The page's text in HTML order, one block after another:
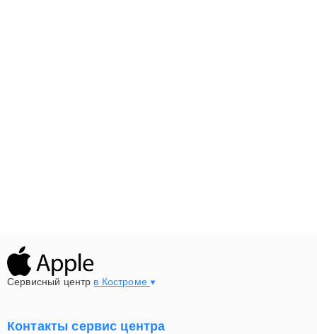
Сервисный центр в Костроме
Контакты сервис центра